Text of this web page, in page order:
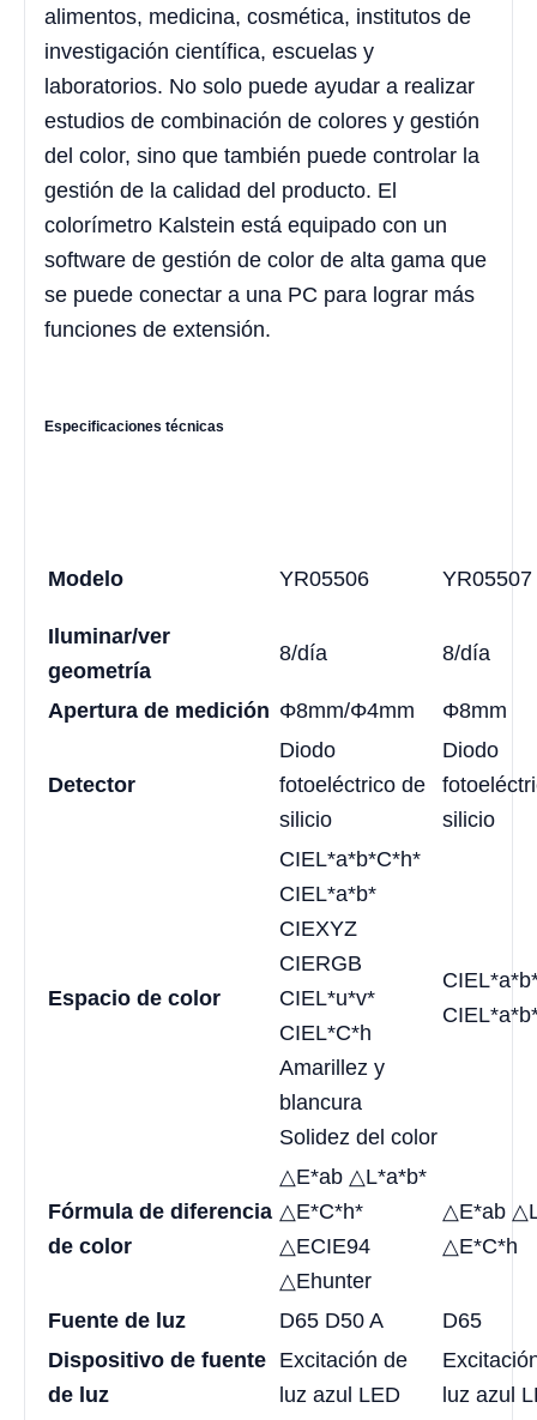
alimentos, medicina, cosmética, institutos de
investigación científica, escuelas y
laboratorios. No solo puede ayudar a realizar
estudios de combinación de colores y gestión
del color, sino que también puede controlar la
gestión de la calidad del producto. El
colorímetro Kalstein está equipado con un
software de gestión de color de alta gama que
se puede conectar a una PC para lograr más
funciones de extensión.
Especificaciones técnicas
Modelo YR05506 YR05507
Iluminar/ver
geometría
8/día 8/día
Apertura de medición Φ8mm/Φ4mm Φ8mm
Detector
Diodo
fotoeléctrico de
silicio
Diodo
silicio
Espacio de color
CIEL*a*b*C*h*
CIEL*a*b*
CIEXYZ
CIERGB
CIEL*u*v*
CIEL*C*h
Amarillez y
blancura
Solidez del color
Fórmula de diferencia
de color
△E*ab △L*a*b*
△E*C*h*
△ECIE94
△Ehunter
△E*ab
△E*C*h
Fuente de luz D65 D50 A
D65
Dispositivo de fuente
de luz
Excitación de
luz azul LED
luz azul